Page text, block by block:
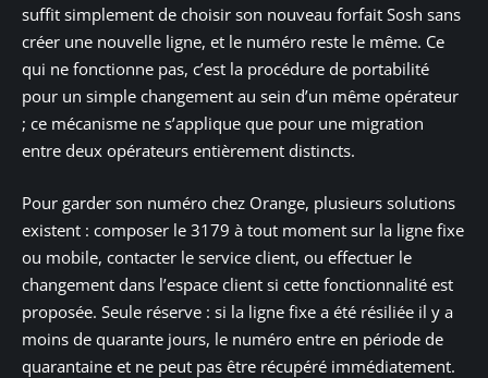
suffit simplement de choisir son nouveau forfait Sosh sans
créer une nouvelle ligne, et le numéro reste le même. Ce
qui ne fonctionne pas, c’est la procédure de portabilité
pour un simple changement au sein d’un même opérateur
; ce mécanisme ne s’applique que pour une migration
entre deux opérateurs entièrement distincts.
Pour garder son numéro chez Orange, plusieurs solutions
existent : composer le 3179 à tout moment sur la ligne fixe
ou mobile, contacter le service client, ou effectuer le
changement dans l’espace client si cette fonctionnalité est
proposée. Seule réserve : si la ligne fixe a été résiliée il y a
moins de quarante jours, le numéro entre en période de
quarantaine et ne peut pas être récupéré immédiatement.